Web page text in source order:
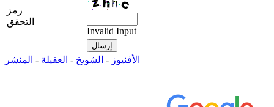
رمز
التحقق
Invalid Input
الأفنيوز - الشويخ - العقيلة - المنشر